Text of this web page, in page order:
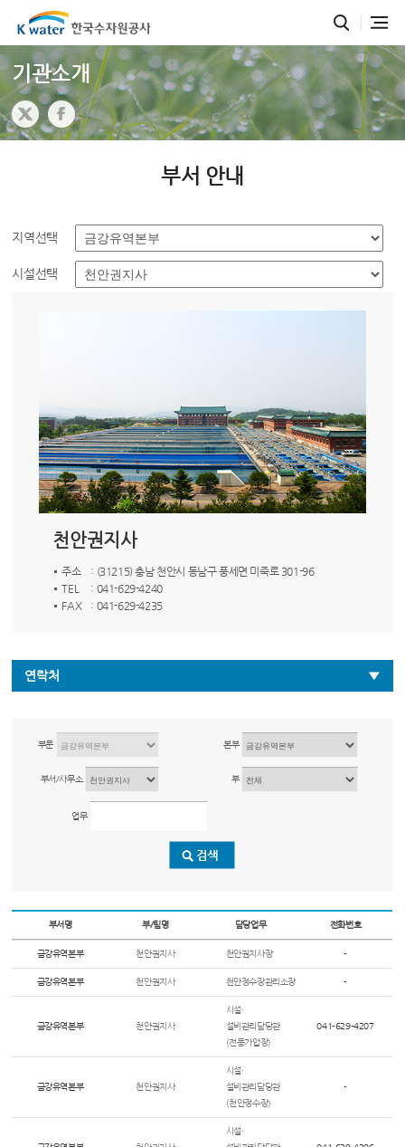
기관소개
부서 안내
지역선택
시설선택
천안권지사
주소
: (31215) 충남 천안시 동남구 풍세면 미죽로 301-96
TEL
: 041-629-4240
FAX
: 041-629-4235
연락처
부문 본부
부서/사무소 부
업무
부서명 부/팀명 담당업무 전화번호
금강유역본부 천안권지사 천안권지사장 -
금강유역본부 천안권지사 천안정수장관리소장 -
금강유역본부 천안권지사
시설·
설비관리담당관
(전동가압장)
041-629-4207
금강유역본부 천안권지사
시설·
설비관리담당관
(천안정수장)
-
시설·